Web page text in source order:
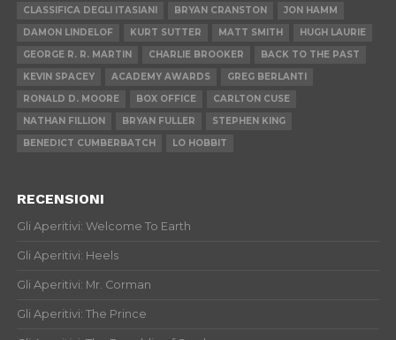
CLASSIFICA DEGLI ITASIANI
BRYAN CRANSTON
JON HAMM
DAMON LINDELOF
KURT SUTTER MATT SMITH
HUGH LAURIE
GEORGE R. R. MARTIN
CHARLIE BROOKER
BACK TO THE PAST
KEVIN SPACEY
ACADEMY AWARDS
GREG BERLANTI
RONALD D. MOORE
BOX OFFICE
CARLTON CUSE
NATHAN FILLION
BRYAN FULLER
STEPHEN KING
BENEDICT CUMBERBATCH
LO HOBBIT
RECENSIONI
Gli Aperitivi: Welcome To Earth
Gli Aperitivi: Heels
Gli Aperitivi: Mr. Corman
Gli Aperitivi: The Prince